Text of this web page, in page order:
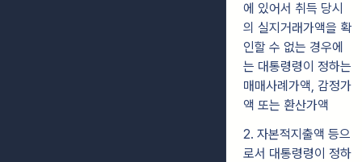
에 있어서 취득 당시
의 실지거래가액을 확
인할 수 없는 경우에
는 대통령령이 정하는
매매사례가액, 감정가
액 또는 환산가액
2. 자본적지출액 등으
로서 대통령령이 정하